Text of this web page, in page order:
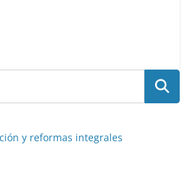
y reformas integrales